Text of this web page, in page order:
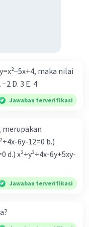
maka nilai
D. 3 E. 4
Jawaban terverifikasi
merupakan
d.) x²+y²+4x-6y+5xy-
Jawaban terverifikasi